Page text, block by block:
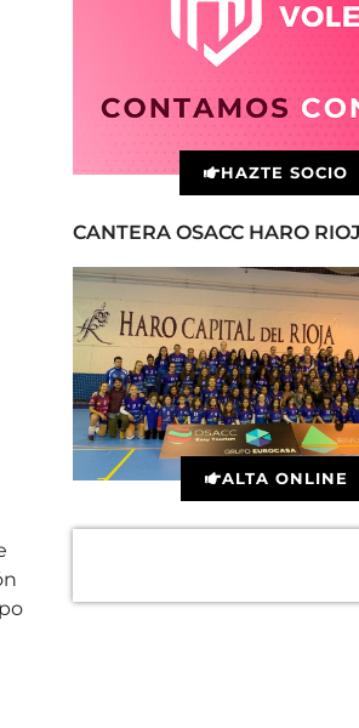
HAZTE SOCIO
CANTERA OSACC HARO
ALTA ONLINE